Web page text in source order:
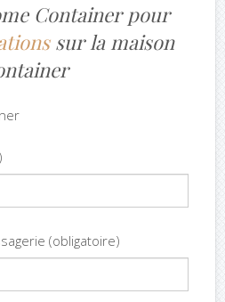
Container pour
sur la maison
(obligatoire)